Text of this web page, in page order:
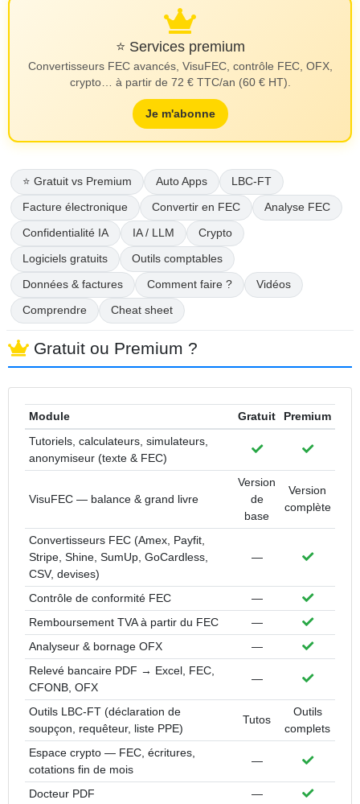
⭐ Services premium
Convertisseurs FEC avancés, VisuFEC, contrôle FEC, OFX,
crypto… à partir de 72 € TTC/an (60 € HT).
Je m'abonne
⭐ Gratuit vs Premium Auto Apps LBC-FT
Facture électronique Convertir en FEC Analyse FEC
Confidentialité IA IA / LLM Crypto
Logiciels gratuits Outils comptables
Données & factures Comment faire ? Vidéos
Comprendre Cheat sheet
Gratuit ou Premium ?
Module Gratuit
Premium
Tutoriels, calculateurs, simulateurs,
anonymiseur (texte & FEC)
Inclus Inclus
VisuFEC — balance & grand livre
Version
de
base
Version
complète
Convertisseurs FEC (Amex, Payfit,
Stripe, Shine, SumUp, GoCardless,
CSV, devises)
— Inclus
Contrôle de conformité FEC —
Inclus
Remboursement TVA à partir du FEC
—
Inclus
Analyseur & bornage OFX
—
Inclus
Relevé bancaire PDF → Excel, FEC,
CFONB, OFX
— Inclus
Outils LBC-FT (déclaration de
soupçon, requêteur, liste PPE)
Tutos
Outils
complets
Espace crypto — FEC, écritures,
cotations fin de mois
— Inclus
Docteur PDF — Inclus